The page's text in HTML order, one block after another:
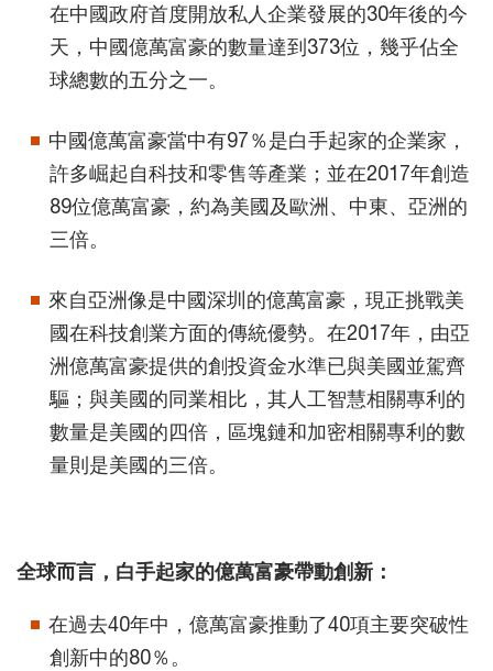
在中國政府首度開放私人企業發展的30年後的今
天，中國億萬富豪的數量達到373位，幾乎佔全
球總數的五分之一。
中國億萬富豪當中有97％是白手起家的企業家，
許多崛起自科技和零售等產業；並在2017年創造
89位億萬富豪，約為美國及歐洲、中東、亞洲的
三倍。
來自亞洲像是中國深圳的億萬富豪，現正挑戰美
國在科技創業方面的傳統優勢。在2017年，由亞
洲億萬富豪提供的創投資金水準已與美國並駕齊
驅；與美國的同業相比，其人工智慧相關專利的
數量是美國的四倍，區塊鏈和加密相關專利的數
量則是美國的三倍。
全球而言，白手起家的億萬富豪帶動創新：
在過去40年中，億萬富豪推動了40項主要突破性
創新中的80％。